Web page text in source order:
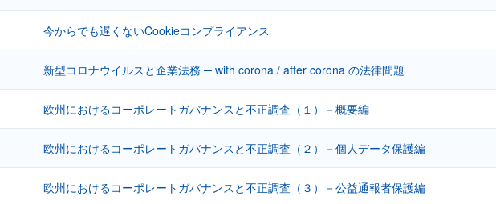
今からでも遅くないCookieコンプライアンス
新型コロナウイルスと企業法務 ─ with corona / after corona の法律問題
欧州におけるコーポレートガバナンスと不正調査（１）－概要編
欧州におけるコーポレートガバナンスと不正調査（２）－個人データ保護編
欧州におけるコーポレートガバナンスと不正調査（３）－公益通報者保護編